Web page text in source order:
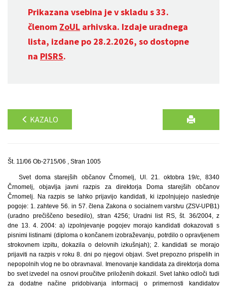
Prikazana vsebina je v skladu s 33.
členom ZoUL arhivska. Izdaje uradnega
lista, izdane po 28.2.2026, so dostopne
na PISRS.
KAZALO
Št. 11/06 Ob-2715/06 , Stran 1005
Svet doma starejših občanov Črnomelj, Ul. 21. oktobra 19/c, 8340
Črnomelj, objavlja javni razpis za direktorja Doma starejših občanov
Črnomelj. Na razpis se lahko prijavijo kandidati, ki izpolnjujejo naslednje
pogoje: 1. zahteve 56. in 57. člena Zakona o socialnem varstvu (ZSV-UPB1)
(uradno prečiščeno besedilo), stran 4256; Uradni list RS, št. 36/2004, z
dne 13. 4. 2004: a) izpolnjevanje pogojev morajo kandidati dokazovati s
pisnimi listinami (diploma o končanem izobraževanju, potrdilo o opravljenem
strokovnem izpitu, dokazila o delovnih izkušnjah); 2. kandidati se morajo
prijaviti na razpis v roku 8. dni po njegovi objavi. Svet prepozno prispelih in
nepopolnih vlog ne bo obravnaval. Imenovanje kandidata za direktorja doma
bo svet izvedel na osnovi proučitve priloženih dokazil. Svet lahko odloči tudi
za dodatne načine pridobivanja informacij o primernosti kandidatov